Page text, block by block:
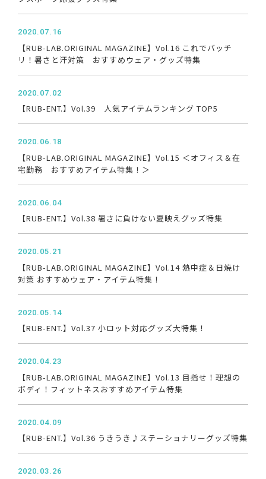
2020.07.16
【RUB-LAB.ORIGINAL MAGAZINE】Vol.16 これでバッチ
リ！暑さと汗対策 おすすめウェア・グッズ特集
2020.07.02
【RUB-ENT.】Vol.39 人気アイテムランキング TOP5
2020.06.18
【RUB-LAB.ORIGINAL MAGAZINE】Vol.15 ＜オフィス＆在
宅勤務 おすすめアイテム特集！＞
2020.06.04
【RUB-ENT.】Vol.38 暑さに負けない夏映えグッズ特集
2020.05.21
【RUB-LAB.ORIGINAL MAGAZINE】Vol.14 熱中症＆日焼け
対策 おすすめウェア・アイテム特集！
2020.05.14
【RUB-ENT.】Vol.37 小ロット対応グッズ大特集！
2020.04.23
【RUB-LAB.ORIGINAL MAGAZINE】Vol.13 目指せ！理想の
ボディ！フィットネスおすすめアイテム特集
2020.04.09
【RUB-ENT.】Vol.36 うきうき♪ステーショナリーグッズ特集
2020.03.26